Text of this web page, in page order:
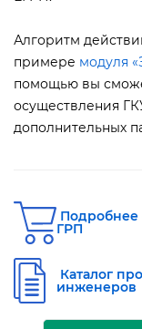
Алгоритм
примере модуля
помощью вы
осуществления
дополнительных
Подробнее
ГРП
Каталог
инженеро